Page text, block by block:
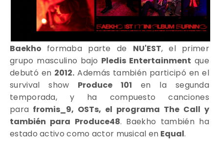
Baekho formaba parte de NU'EST, el primer
grupo masculino bajo Pledis Entertainment que
debutó en 2012. Además también participó en el
survival show Produce 101 en la segunda
temporada, y ha compuesto canciones
para fromis_9, OSTs, el programa The Call y
también para Produce48. Baekho también ha
estado activo como actor musical en Equal.